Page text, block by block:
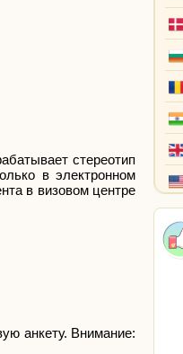
стереотип
в электронном
в визовом центре
анкету. Внимание: